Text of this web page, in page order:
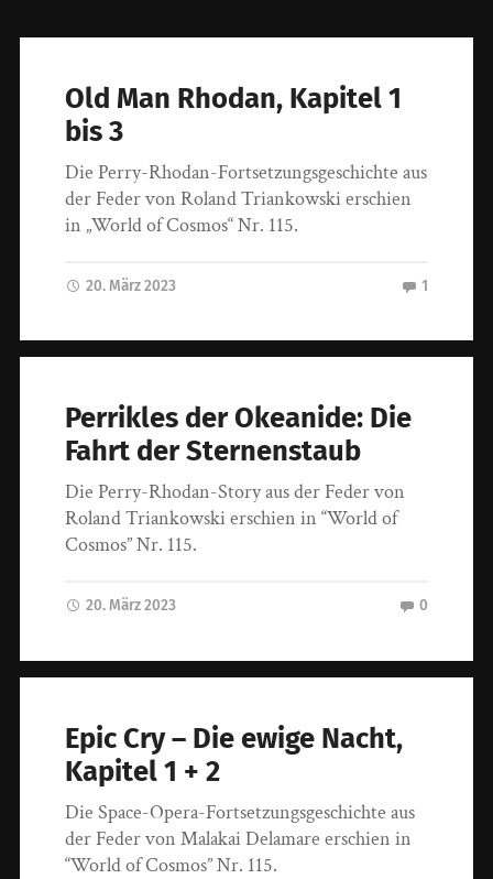
Old Man Rhodan, Kapitel 1
bis 3
Die Perry-Rhodan-Fortsetzungsgeschichte aus
der Feder von Roland Triankowski erschien
in „World of Cosmos“ Nr. 115.
20. März 2023 1
Perrikles der Okeanide: Die
Fahrt der Sternenstaub
Die Perry-Rhodan-Story aus der Feder von
Roland Triankowski erschien in “World of
Cosmos” Nr. 115.
20. März 2023 0
Epic Cry – Die ewige Nacht,
Kapitel 1 + 2
Die Space-Opera-Fortsetzungsgeschichte aus
der Feder von Malakai Delamare erschien in
“World of Cosmos” Nr. 115.